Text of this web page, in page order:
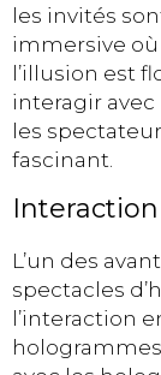
les invités
immersive
l’illusion est
interagir
les
fascinant.
L’un des
spectacles
l’interaction